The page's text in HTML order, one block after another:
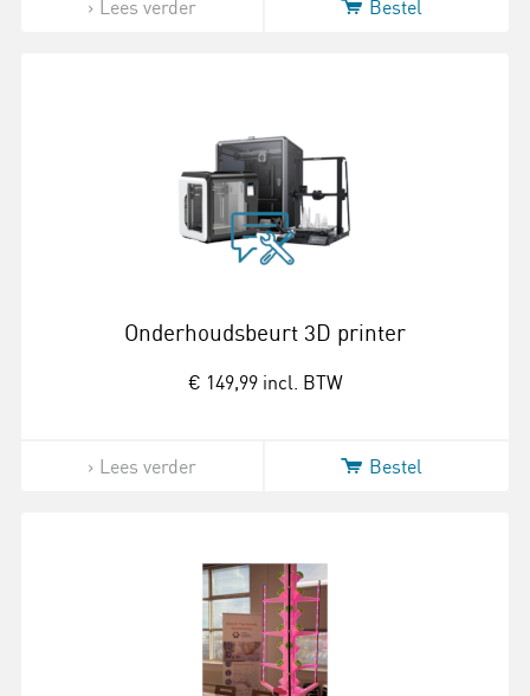
Lees verder Bestel
Onderhoudsbeurt 3D printer
€ 149,99 incl. BTW
Lees verder Bestel